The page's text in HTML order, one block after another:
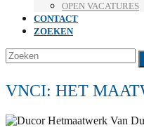
OPEN VACATURES
CONTACT
ZOEKEN
Zoeken
VNCI: HET